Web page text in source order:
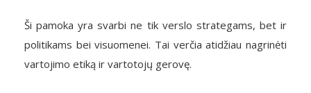
Ši pamoka yra svarbi ne tik verslo strategams, bet ir
politikams bei visuomenei. Tai verčia atidžiau nagrinėti
vartojimo etiką ir vartotojų gerovę.